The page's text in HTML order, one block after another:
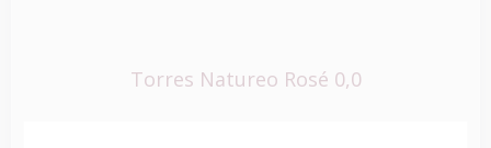
Torres Natureo Rosé 0,0